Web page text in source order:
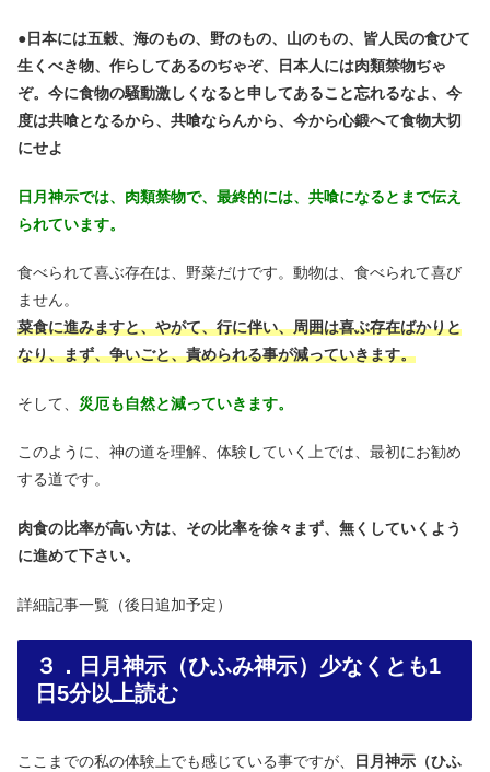
●日本には五穀、海のもの、野のもの、山のもの、皆人民の食ひて
生くべき物、作らしてあるのぢゃぞ、日本人には肉類禁物ぢゃ
ぞ。今に食物の騒動激しくなると申してあること忘れるなよ、今
度は共喰となるから、共喰ならんから、今から心鍛へて食物大切
にせよ
日月神示では、肉類禁物で、最終的には、共喰になるとまで伝え
られています。
食べられて喜ぶ存在は、野菜だけです。動物は、食べられて喜び
ません。
菜食に進みますと、やがて、行に伴い、周囲は喜ぶ存在ばかりと
なり、まず、争いごと、責められる事が減っていきます。
そして、 災厄も自然と減っていきます。
このように、神の道を理解、体験していく上では、最初にお勧め
する道です。
肉食の比率が高い方は、その比率を徐々まず、無くしていくよう
に進めて下さい。
詳細記事一覧（後日追加予定）
３．日月神示（ひふみ神示）少なくとも1
日5分以上読む
ここまでの私の体験上でも感じている事ですが、
日月神示（ひふ